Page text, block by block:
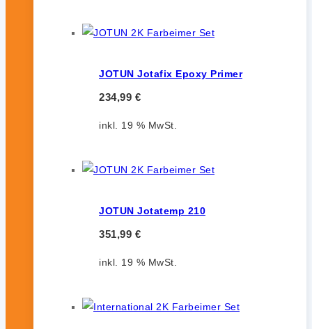
JOTUN Jotafix Epoxy Primer
234,99 €
inkl. 19 % MwSt.
JOTUN Jotatemp 210
351,99 €
inkl. 19 % MwSt.